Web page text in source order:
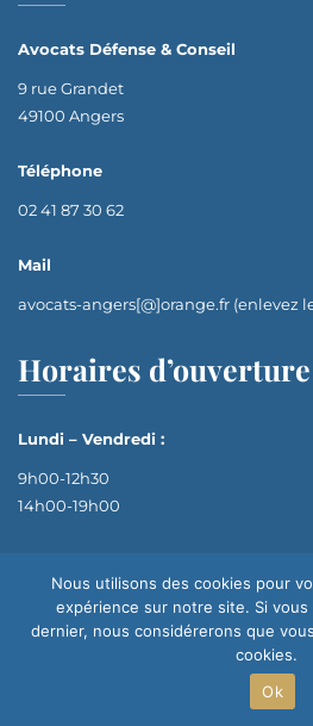
Avocats Défense & Conseil
9 rue Grandet
49100 Angers
Téléphone
02 41 87 30 62
Mail
avocats-angers[@]orange.fr (enlevez
Horaires d’ouverture
Lundi – Vendredi :
9h00-12h30
14h00-19h00
Nous utilisons des cookies pour
expérience sur notre site. Si
dernier, nous considérerons que
cookies.
Ok
© 2024 Avocats